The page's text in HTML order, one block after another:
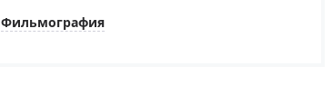
Фильмография